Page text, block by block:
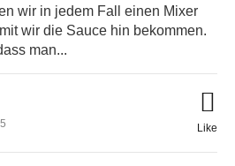
wir in jedem Fall einen Mixer
wir die Sauce hin bekommen.
man...
Like